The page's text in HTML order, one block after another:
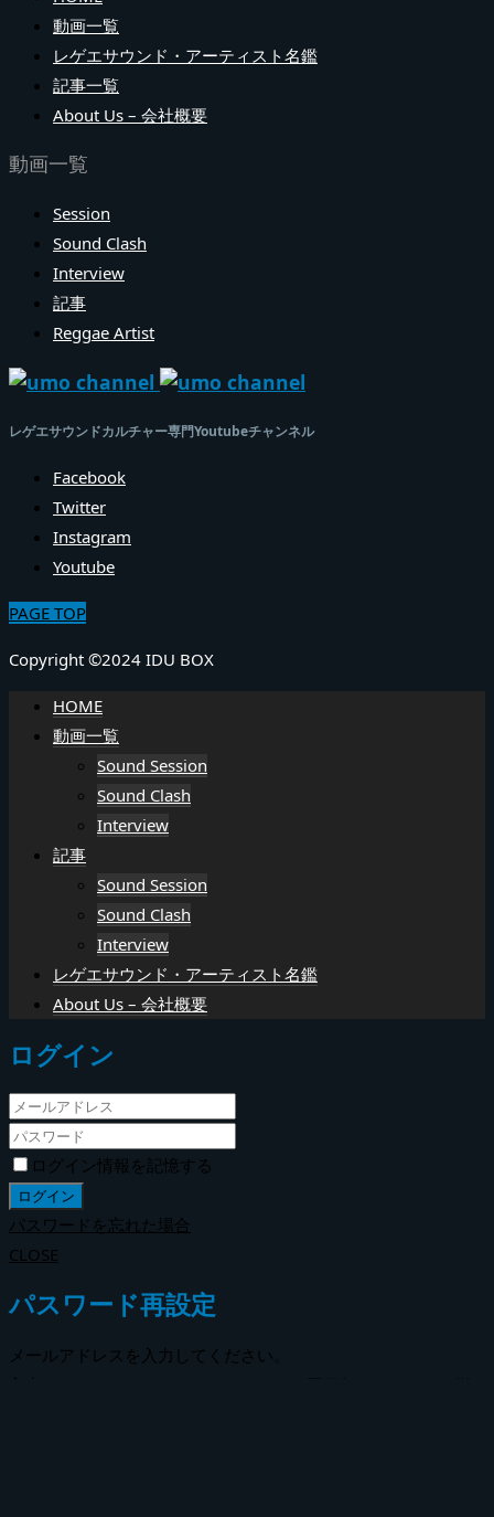
動画一覧
レゲエサウンド・アーティスト名鑑
記事一覧
About Us – 会社概要
動画一覧
Session
Sound Clash
Interview
記事
Reggae Artist
レゲエサウンドカルチャー専門Youtubeチャンネル
Facebook
Twitter
Instagram
Youtube
PAGE TOP
Copyright ©2024 IDU BOX
HOME
動画一覧
Sound Session
Sound Clash
Interview
記事
Sound Session
Sound Clash
Interview
レゲエサウンド・アーティスト名鑑
About Us – 会社概要
ログイン
ログイン情報を記憶する
パスワードを忘れた場合
CLOSE
パスワード再設定
メールアドレスを入力してください。
入力されたメールアドレスにパスワード再発行のメールをお送